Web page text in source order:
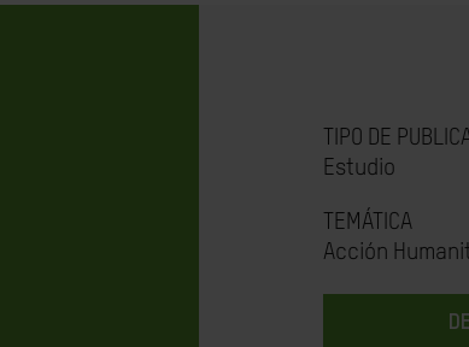
TIPO DE
Estudio
TEMÁTICA
Acción